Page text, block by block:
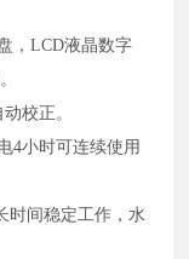
，LCD液晶数字
校正。
4小时可连续使用
时间稳定工作，水